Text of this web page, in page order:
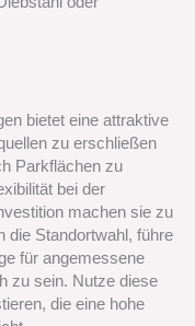
bietet eine attraktive
zu erschließen
Parkflächen zu
bei der
machen sie zu
die Standortwahl, führe
für angemessene
zu sein. Nutze diese
die eine hohe